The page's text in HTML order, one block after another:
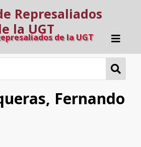
de la UGT
Dinámica
Avanzada
Fernando